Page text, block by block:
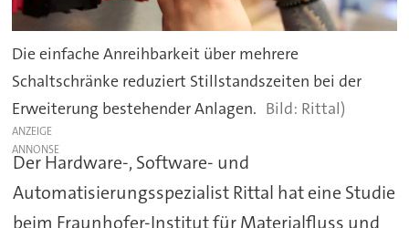
Die einfache Anreihbarkeit über mehrere
Schaltschränke reduziert Stillstandszeiten bei der
Erweiterung bestehender Anlagen.
Rittal)
ANZEIGE
Der Hardware-, Software- und
Automatisierungsspezialist Rittal hat eine Studie
beim Fraunhofer-Institut für Materialfluss und